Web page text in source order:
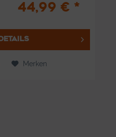
praktischen Drehschalters
44,99 € *
Merken